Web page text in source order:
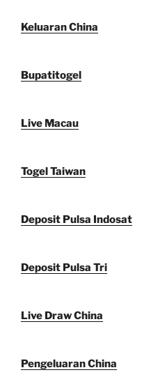
Keluaran China
Bupatitogel
Live Macau
Togel Taiwan
Deposit Pulsa Indosat
Deposit Pulsa Tri
Live Draw China
Pengeluaran China